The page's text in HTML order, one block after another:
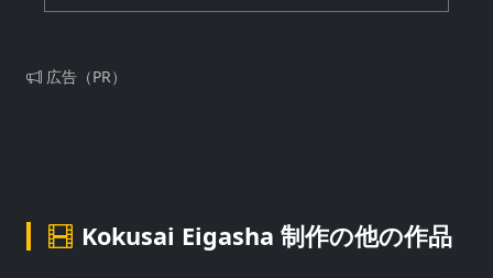
広告（PR）
Kokusai Eigasha 制作の他の作品